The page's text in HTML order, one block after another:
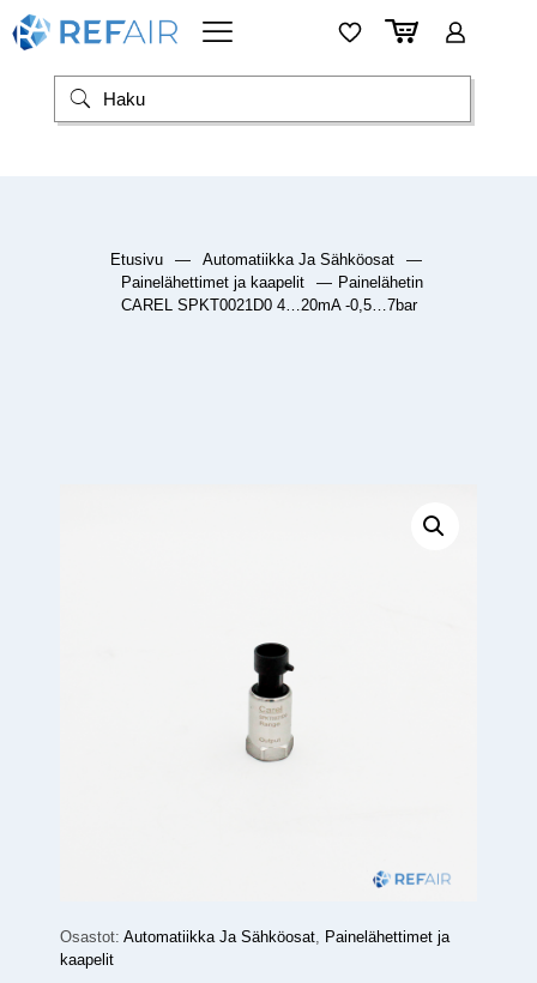
Etusivu — Automatiikka Ja Sähköosat
—
Painelähettimet ja kaapelit
— Painelähetin
CAREL SPKT0021D0 4…20mA -0,5…7bar
Osastot: Automatiikka Ja Sähköosat, Painelähettimet ja
kaapelit